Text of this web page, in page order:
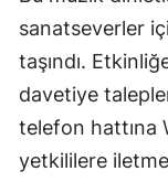
sanatseverler
taşındı.
davetiye
telefon hattına
yetkililere